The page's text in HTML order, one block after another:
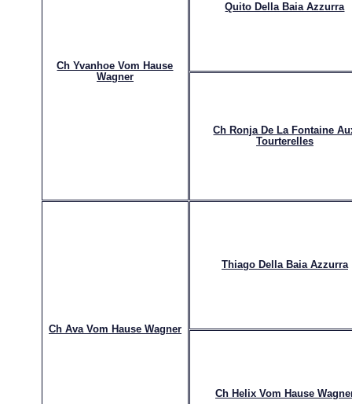
Ch Yvanhoe Vom Hause
Wagner
Quito Della Baia Azzurra
Ch Ronja De La Fontaine
Tourterelles
Ch Ava Vom Hause Wagner
Thiago Della Baia Azzurra
Ch Helix Vom Hause